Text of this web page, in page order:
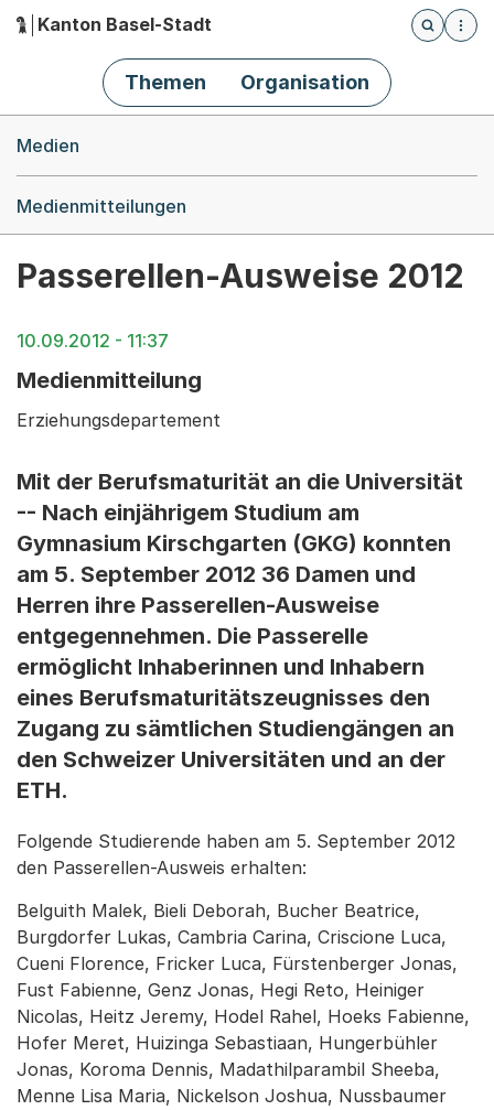
Hauptnavigation
Kanton Basel-Stadt
Öffnet
Themen Organisation
Medien
Medienmitteilungen
Passerellen-Ausweise 2012
10.09.2012 - 11:37
Medienmitteilung
Erziehungsdepartement
Mit der Berufsmaturität an die Universität
-- Nach einjährigem Studium am
Gymnasium Kirschgarten (GKG) konnten
am 5. September 2012 36 Damen und
Herren ihre Passerellen-Ausweise
entgegennehmen. Die Passerelle
ermöglicht Inhaberinnen und Inhabern
eines Berufsmaturitätszeugnisses den
Zugang zu sämtlichen Studiengängen an
den Schweizer Universitäten und an der
ETH.
Folgende Studierende haben am 5. September 2012
den Passerellen-Ausweis erhalten:
Belguith Malek, Bieli Deborah, Bucher Beatrice,
Burgdorfer Lukas, Cambria Carina, Criscione Luca,
Cueni Florence, Fricker Luca, Fürstenberger Jonas,
Fust Fabienne, Genz Jonas, Hegi Reto, Heiniger
Nicolas, Heitz Jeremy, Hodel Rahel, Hoeks Fabienne,
Hofer Meret, Huizinga Sebastiaan, Hungerbühler
Jonas, Koroma Dennis, Madathilparambil Sheeba,
Menne Lisa Maria, Nickelson Joshua, Nussbaumer